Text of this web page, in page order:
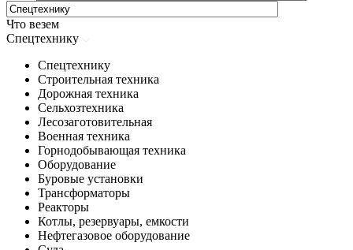
Что везем
Спецтехнику
Спецтехнику
Строительная техника
Дорожная техника
Сельхозтехника
Лесозаготовительная
Военная техника
Горнодобывающая техника
Оборудование
Буровые установки
Трансформаторы
Реакторы
Котлы, резервуары, емкости
Нефтегазовое оборудование